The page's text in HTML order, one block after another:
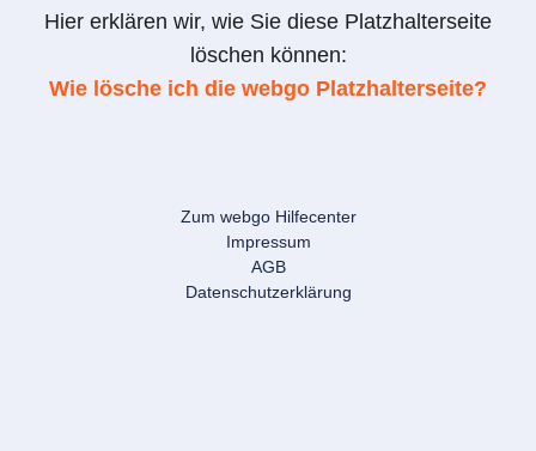
Hier erklären wir, wie Sie diese Platzhalterseite
löschen können:
Wie lösche ich die webgo Platzhalterseite?
Zum webgo Hilfecenter
Impressum
AGB
Datenschutzerklärung